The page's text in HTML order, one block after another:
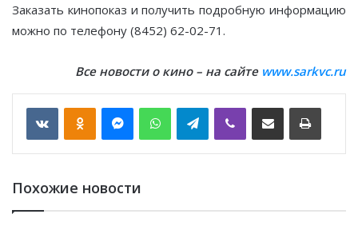
Заказать кинопоказ и получить подробную информацию
можно по телефону (8452) 62-02-71.
Все новости о кино – на сайте www.sarkvc.ru
VKontakte WhatsApp Telegram
Похожие новости